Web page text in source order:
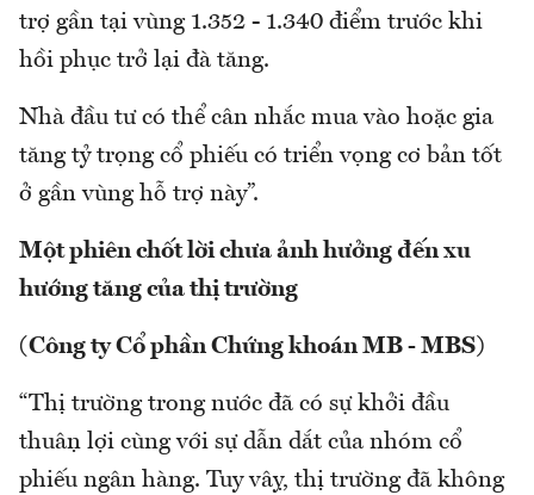
trợ gần tại vùng 1.352 - 1.340 điểm trước khi
hồi phục trở lại đà tăng.
Nhà đầu tư có thể cân nhắc mua vào hoặc gia
tăng tỷ trọng cổ phiếu có triển vọng cơ bản tốt
ở gần vùng hỗ trợ này”.
Một phiên chốt lời chưa ảnh hưởng đến xu
hướng tăng của thị trường
(Công ty Cổ phần Chứng khoán MB - MBS)
“Thị trường trong nước đã có sự khởi đầu
thuận lợi cùng với sự dẫn dắt của nhóm cổ
phiếu ngân hàng. Tuy vậy, thị trường đã không